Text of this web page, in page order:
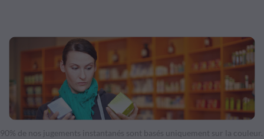
90% de nos jugements instantanés sont basés uniquement sur la couleur.